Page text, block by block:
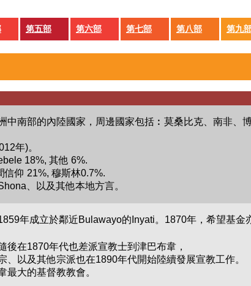
第五部 第六部 第七部 第八部 第九
中南部的內陸國家，周邊國家包括︰莫桑比克、南非、
年)。
18%, 其他 6%.
信仰 21%, 穆斯林0.7%.
、以及其他本地方言。
年成立於鄰近Bulawayo的Inyati。1870年，希望基
後在1870年代也差派宣教士到津巴布韋，
、以及其他宗派也在1890年代開始陸續發展宣教工作。
最大的基督教教會。